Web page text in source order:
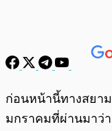
พร้อมเล่น
ก่อนหน้านี้ทางสยา
มกราคมที่ผ่านมาว่า